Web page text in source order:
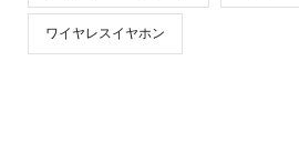
ワイヤレスイヤホン